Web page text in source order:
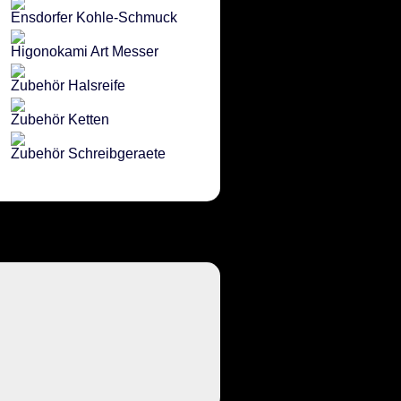
Ensdorfer Kohle-Schmuck
Higonokami Art Messer
Zubehör Halsreife
Zubehör Ketten
Zubehör Schreibgeraete